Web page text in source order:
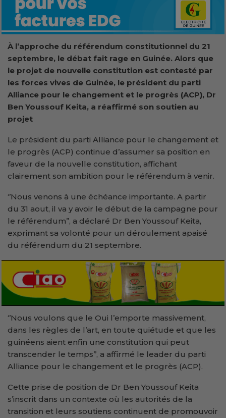
À l’approche du référendum constitutionnel du 21
septembre, le débat fait rage en Guinée. Alors que
le projet de nouvelle constitution est contesté par
les forces vives de Guinée, le président du parti
Alliance pour le changement et le progrès (ACP), Dr
Ben Youssouf Keita, a réaffirmé son soutien au
projet
Le président du parti Alliance pour le changement et
le progrès (ACP) continue d’assumer sa position en
faveur de la nouvelle constitution, affichant
clairement son ambition pour le référendum à venir.
‘’Nous venons à une échéance importante. A partir
du 31 aout, il va y avoir le début de la campagne pour
le référendum’’, a déclaré Dr Ben Youssouf Keita,
exprimant sa volonté pour un déroulement apaisé
du référendum du 21 septembre.
‘’Nous voulons que le Oui l’emporte massivement,
dans les règles de l’art, en toute quiétude et que les
guinéens aient enfin une constitution qui peut
transcender le temps’’, a affirmé le leader du parti
Alliance pour le changement et le progrès (ACP).
Cette prise de position de Dr Ben Youssouf Keita
s’inscrit dans un contexte où les autorités de la
transition et leurs soutiens continuent de promouvoir